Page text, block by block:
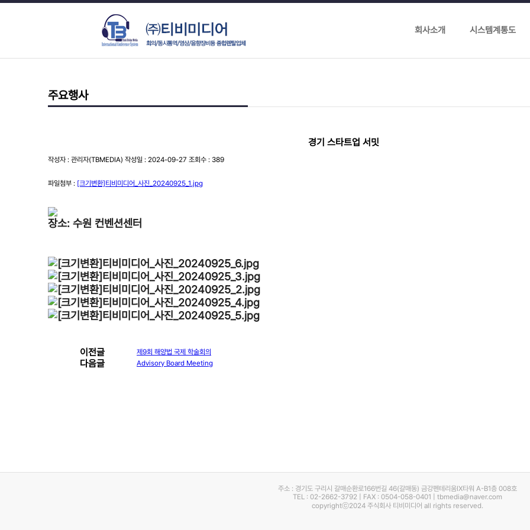
회사소개 시스템계통도
주요행사
경기 스타트업 서밋
작성자 : 관리자(TBMEDIA) 작성일 : 2024-09-27 조회수 : 389
파일첨부 : [크기변환]티비미디어_사진_20240925_1.jpg
장소: 수원 컨벤션센터
이전글 제9회 해양법 국제 학술회의
다음글 Advisory Board Meeting
주소 : 경기도 구리시 갈매순환로166번길 46(갈매동) 금강펜테리움IX타워 A-B1층 008호
TEL : 02-2662-3792 | FAX : 0504-058-0401 | tbmedia@naver.com
copyrightⓒ2024 주식회사 티비미디어 all rights reserved.